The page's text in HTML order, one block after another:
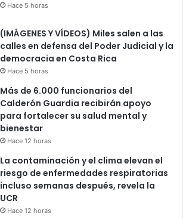
Hace 5 horas
(IMÁGENES Y VÍDEOS) Miles salen a las
calles en defensa del Poder Judicial y la
democracia en Costa Rica
Hace 5 horas
Más de 6.000 funcionarios del
Calderón Guardia recibirán apoyo
para fortalecer su salud mental y
bienestar
Hace 12 horas
La contaminación y el clima elevan el
riesgo de enfermedades respiratorias
incluso semanas después, revela la
UCR
Hace 12 horas